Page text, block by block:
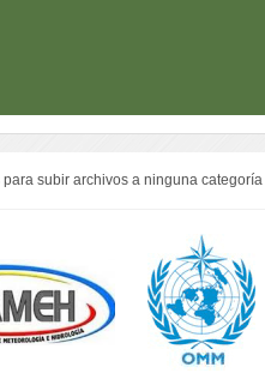
para subir archivos a ninguna